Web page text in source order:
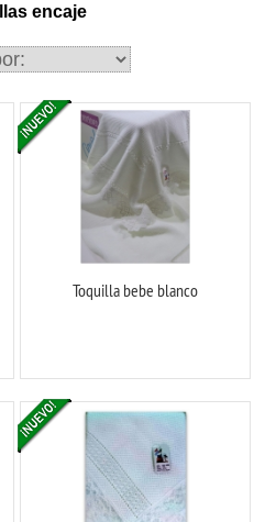
encaje
Toquilla bebe blanco